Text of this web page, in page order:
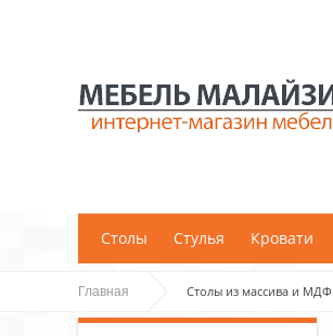
Столы Стулья Кровати
Главная Столы из массива и МДФ